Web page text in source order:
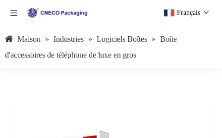
Français
Maison » Industries » Logiciels Boîtes » Boîte
d'accessoires de téléphone de luxe en gros